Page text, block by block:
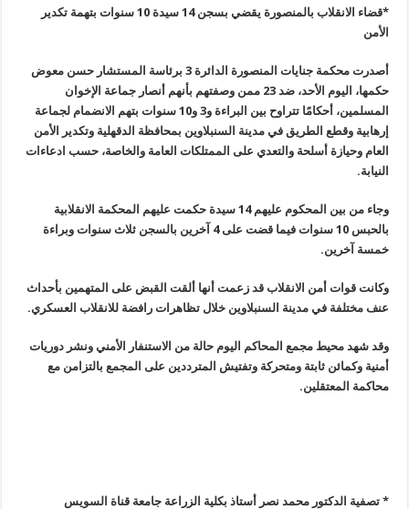
*قضاء الانقلاب بالمنصورة يقضي بسجن 14 سيدة 10 سنوات بتهمة تكدير
الأمن
أصدرت محكمة جنايات المنصورة الدائرة 3 برئاسة المستشار حسن معوض
حكمها، اليوم الأحد، ضد 23 ممن وصفتهم بأنهم أنصار جماعة الإخوان
المسلمين، أحكامًا تتراوح بين البراءة و3 و10 سنوات بتهم الانضمام لجماعة
إرهابية وقطع الطريق في مدينة السنبلاوين بمحافظة الدقهلية وتكدير الأمن
العام وحيازة أسلحة والتعدي على الممتلكات العامة والخاصة، حسب ادعاءات
النيابة.
وجاء من بين المحكوم عليهم 14 سيدة حكمت عليهم المحكمة الانقلابية
بالحبس10
سنوات فيما قضت على 4 آخرين بالسجن ثلاث سنوات وبراءة
خمسة آخرين.
وكانت قوات أمن الانقلاب قد زعمت أنها ألقت القبض على المتهمين بأحداث
عنف مختلفة في مدينة السنبلاوين خلال تظاهرات رافضة للانقلاب العسكري.
وقد شهد محيط مجمع المحاكم اليوم حالة من الاستنفار الأمني ونشر دوريات
أمنية وكمائن ثابتة ومتحركة وتفتيش المترددين على المجمع بالتزامن مع
محاكمة المعتقلين.
* تصفية الدكتور محمد نصر أستاذ بكلية الزراعة جامعة قناة السويس